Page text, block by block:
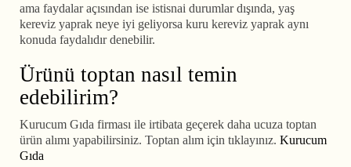
ama faydalar açısından ise istisnai durumlar dışında, yaş
kereviz yaprak neye iyi geliyorsa kuru kereviz yaprak aynı
konuda faydalıdır denebilir.
Ürünü toptan nasıl temin
edebilirim?
Kurucum Gıda firması ile irtibata geçerek daha ucuza toptan
ürün alımı yapabilirsiniz. Toptan alım için tıklayınız. Kurucum
Gıda